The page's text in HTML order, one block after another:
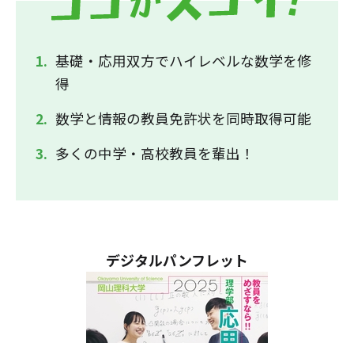
基礎・応用双方でハイレベルな数学を修
得
数学と情報の教員免許状を同時取得可能
多くの中学・高校教員を輩出！
デジタルパンフレット